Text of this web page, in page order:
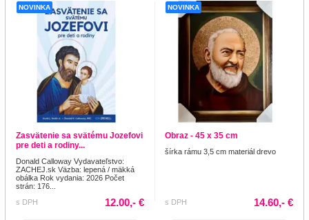
NOVINKA
Zasvätenie sa svätému Jozefovi
pre deti a rodiny...
Donald Calloway Vydavateľstvo:
ZACHEJ.sk Väzba: lepená / mäkká
obálka Rok vydania: 2026 Počet
strán: 176...
s DPH
12.00,- €
NOVINKA
Obraz - 45 x 35 cm
šírka rámu 3,5 cm materiál drevo
s DPH 14.60,- €